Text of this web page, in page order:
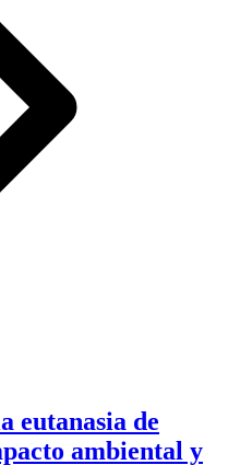
eutanasia de
ambiental y